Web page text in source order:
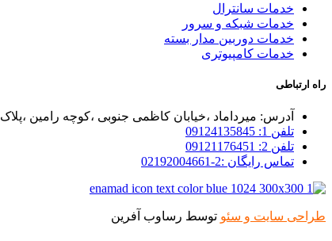
خدمات سانترال
خدمات شبکه و سرور
خدمات دوربین مدار بسته
خدمات کامپیوتری
راه ارتباطی
آدرس: میرداماد ،خیابان کاظمی جنوبی ،کوچه رامین ،پلاک7
تلفن 1: 09124135845
تلفن 2: 09121176451
تماس رایگان :2-02192004661
طراحی سایت و سئو توسط رساوب آفرین